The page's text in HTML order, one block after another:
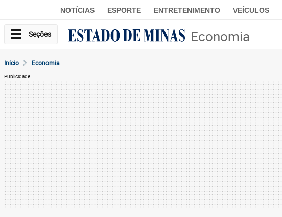
NOTÍCIAS ESPORTE ENTRETENIMENTO VEÍCULOS
Seções Economia
Início Economia
Publicidade